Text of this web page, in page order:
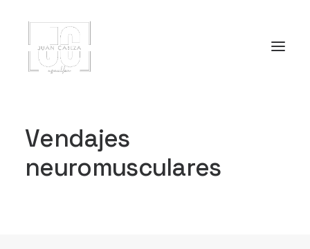
Vendajes
neuromusculares